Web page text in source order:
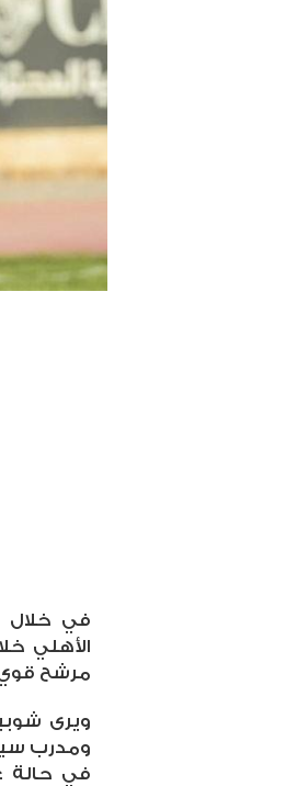
في خلال
الأهلي
مرشح قوي
ويرى
ومدرب
في حالة